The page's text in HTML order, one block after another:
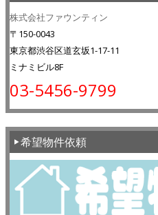
株式会社ファウンティン
〒150-0043
東京都渋谷区道玄坂1-17-11
ミナミビル8F
03-5456-9799
希望物件依頼